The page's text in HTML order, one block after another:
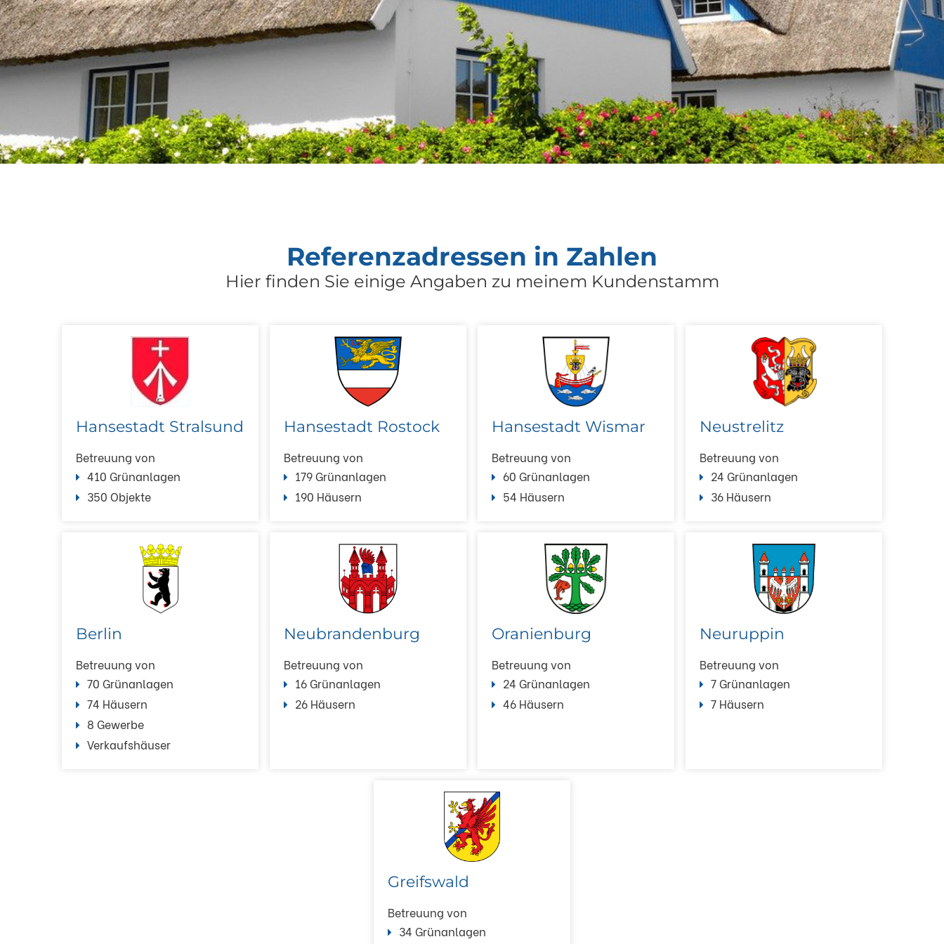
Referenzadressen in Zahlen
Hier finden Sie einige Angaben zu meinem Kundenstamm
Hansestadt Stralsund
Betreuung von
410 Grünanlagen
350 Objekte
Hansestadt Rostock
Betreuung von
179 Grünanlagen
190 Häusern
Hansestadt Wismar
Betreuung von
60 Grünanlagen
54 Häusern
Neustrelitz
Betreuung von
24 Grünanlagen
36 Häusern
Berlin
Betreuung von
70 Grünanlagen
74 Häusern
8 Gewerbe
Verkaufshäuser
Neubrandenburg
Betreuung von
16 Grünanlagen
26 Häusern
Oranienburg
Betreuung von
24 Grünanlagen
46 Häusern
Neuruppin
Betreuung von
7 Grünanlagen
7 Häusern
Greifswald
Betreuung von
34 Grünanlagen